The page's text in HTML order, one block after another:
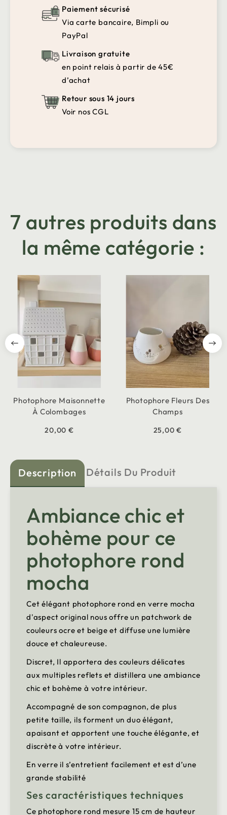
Paiement sécurisé
Via carte bancaire, Bimpli ou
PayPal
Livraison gratuite
en point relais à partir de 45€
d’achat
Retour sous 14 jours
Voir nos CGL
7 autres produits dans
la même catégorie :
Photophore Maisonnette
À Colombages
20,00 €
Photophore Fleurs Des
Champs
25,00 €
Description Détails Du Produit
Ambiance chic et
bohème pour ce
photophore rond
mocha
Cet élégant photophore rond en verre mocha
d'aspect original nous offre un patchwork de
couleurs ocre et beige et diffuse une lumière
douce et chaleureuse.
Discret, Il apportera des couleurs délicates
aux multiples reflets et distillera une ambiance
chic et bohème à votre intérieur.
Accompagné de son compagnon, de plus
petite taille, ils forment un duo élégant,
apaisant et apportent une touche élégante, et
discrète à votre intérieur.
En verre il s’entretient facilement et est d’une
grande stabilité
Ses caractéristiques techniques
Ce photophore rond mesure 15 cm de hauteur